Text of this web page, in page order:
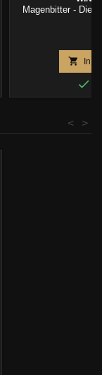
Magenbitter - Die
 In

>
<